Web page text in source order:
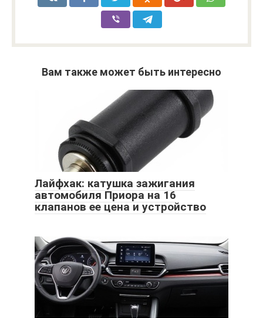
Вам также может быть интересно
Лайфхак: катушка зажигания
автомобиля Приора на 16
клапанов ее цена и устройство